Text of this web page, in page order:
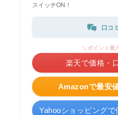
スイッチON！
口コ
Amazonで最安
＼ポイント最
楽天で価格・
Yahooショッピング